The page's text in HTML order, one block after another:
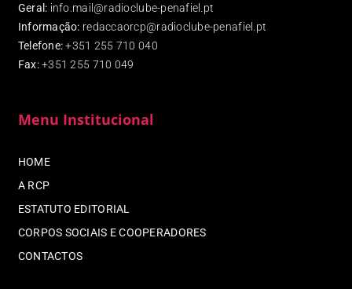
Geral: info.mail@radioclube-penafiel.pt
Informação: redaccaorcp@radioclube-penafiel.pt
Telefone: +351 255 710 040
Fax:+351 255 710 049
Menu Institucional
HOME
A RCP
ESTATUTO EDITORIAL
CORPOS SOCIAIS E COOPERADORES
CONTACTOS